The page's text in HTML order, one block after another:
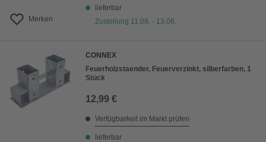
Merken
lieferbar
Zustellung 11.08. - 13.08.
CONNEX
Feuerholzstaender, Feuerverzinkt, silberfarben, 1
Stück
12,99 €
Verfügbarkeit im Markt prüfen
lieferbar